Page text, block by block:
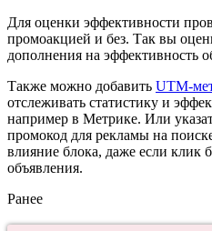
Для оценки эффективности
промоакцией и без. Так вы
дополнения на эффективность
Также можно добавить UTM-
отслеживать статистику и
например в Метрике. Или
промокод для рекламы на
влияние блока, даже если клик
объявления.
Ранее